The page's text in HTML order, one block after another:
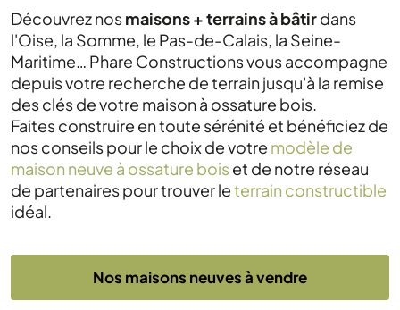
Découvrez nosmaisons + terrains à bâtirdans
l'Oise, la Somme, le Pas-de-Calais, la Seine-
Maritime… Phare Constructions vous accompagne
depuis votre recherche de terrain jusqu'à la remise
des clés de votre maison à ossature bois.
Faites construire en toute sérénité et bénéficiez de
nos conseils pour le choix de votre modèle de
maison neuve à ossature bois et de notre réseau
de partenaires pour trouver leterrain constructible
idéal.
Nos maisons neuves à vendre